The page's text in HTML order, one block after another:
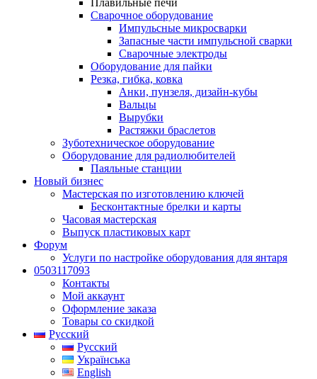
Сварочное оборудование
Импульсные микросварки
Запасные части импульсной сварки
Сварочные электроды
Оборудование для пайки
Резка, гибка, ковка
Анки, пунзеля, дизайн-кубы
Вальцы
Вырубки
Растяжки браслетов
Зуботехническое оборудование
Оборудование для радиолюбителей
Паяльные станции
Новый бизнес
Мастерская по изготовлению ключей
Бесконтактные брелки и карты
Часовая мастерская
Выпуск пластиковых карт
Форум
Услуги по настройке оборудования для янтаря
0503117093
Контакты
Мой аккаунт
Оформление заказа
Товары со скидкой
Русский
Русский
Українська
English